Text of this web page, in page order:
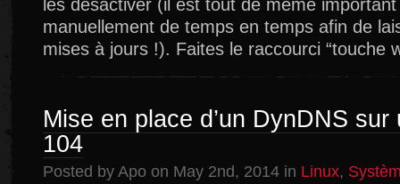
après
des
Mises
jours
les désactiver (il est tout de même
manuellement de temps en temps afin de
mises à jours !). Faites le raccourci “touche
Mise en place d’un DynDNS
104
Posted by Apo on May 2nd, 2014 in Linux,